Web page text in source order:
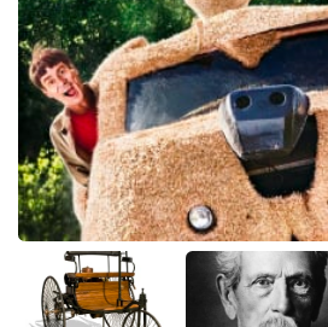
Pořady
TV Program
Časopis
Sledujte prima+
Přihlášení